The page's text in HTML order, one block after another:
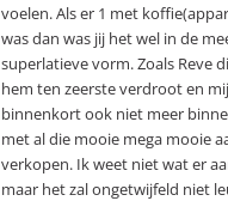
voelen. Als er 1 met
was dan was jij het wel in de
superlatieve vorm. Zoals Reve
hem ten zeerste verdroot en
binnenkort ook niet meer
met al die mooie mega mooie
verkopen. Ik weet niet wat er
maar het zal ongetwijfeld niet